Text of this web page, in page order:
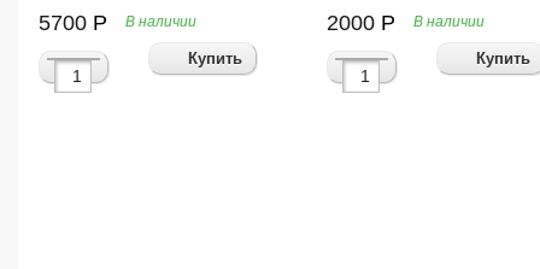
5700 Р В наличии
Купить
2000 Р В наличии
Купить